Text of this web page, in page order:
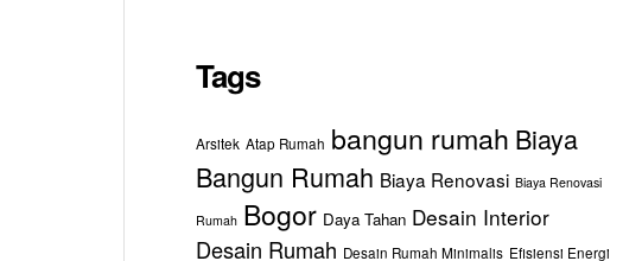
Tags
Arsitek Atap Rumah bangun rumah Biaya
Bangun Rumah Biaya Renovasi Biaya Renovasi
Rumah Bogor Daya Tahan Desain Interior
Desain Rumah Desain Rumah Minimalis Efisiensi Energi